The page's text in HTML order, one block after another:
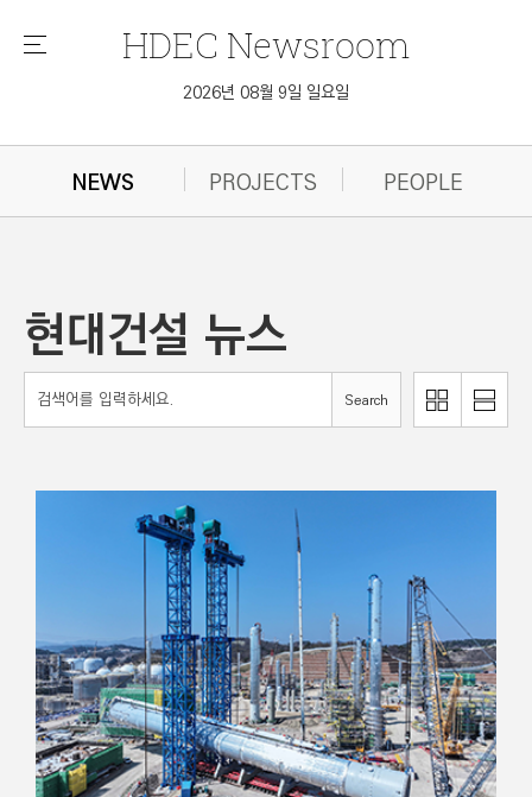
메
HDEC Newsroom
2026년 08월 9일 일요일
NEWS PROJECTS PEOPLE
현대건설 뉴스
Search
이
로
리
스